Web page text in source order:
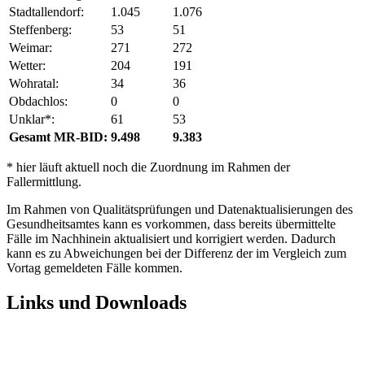
Stadtallendorf:
1.045
1.076
Steffenberg:
53
51
Weimar:
271
272
Wetter:
204
191
Wohratal:
34
36
Obdachlos:
0
0
Unklar*:
61
53
Gesamt MR-BID: 9.498 9.383
* hier läuft aktuell noch die Zuordnung im Rahmen der
Fallermittlung.
Im Rahmen von Qualitätsprüfungen und Datenaktualisierungen des
Gesundheitsamtes kann es vorkommen, dass bereits übermittelte
Fälle im Nachhinein aktualisiert und korrigiert werden. Dadurch
kann es zu Abweichungen bei der Differenz der im Vergleich zum
Vortag gemeldeten Fälle kommen.
Links und Downloads